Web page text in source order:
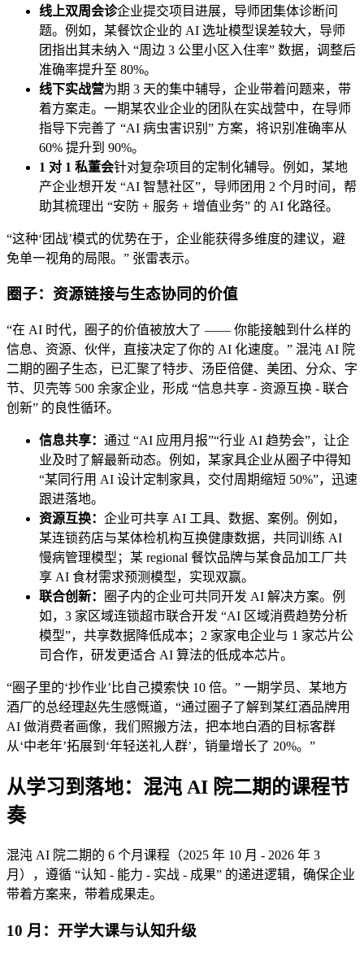
线上双周会诊企业提交项目进展，导师团集体诊断问
题。例如，某餐饮企业的 AI 选址模型误差较大，导师
团指出其未纳入 “周边 3 公里小区入住率” 数据，调整后
准确率提升至 80%。
线下实战营为期 3 天的集中辅导，企业带着问题来，带
着方案走。一期某农业企业的团队在实战营中，在导师
指导下完善了 “AI 病虫害识别” 方案，将识别准确率从
60% 提升到 90%。
1 对 1 私董会针对复杂项目的定制化辅导。例如，某地
产企业想开发 “AI 智慧社区”，导师团用 2 个月时间，帮
助其梳理出 “安防 + 服务 + 增值业务” 的 AI 化路径。
“这种‘团战’模式的优势在于，企业能获得多维度的建议，避
免单一视角的局限。” 张雷表示。
圈子：资源链接与生态协同的价值
“在 AI 时代，圈子的价值被放大了 —— 你能接触到什么样的
信息、资源、伙伴，直接决定了你的 AI 化速度。” 混沌 AI 院
二期的圈子生态，已汇聚了特步、汤臣倍健、美团、分众、字
节、贝壳等 500 余家企业，形成 “信息共享 - 资源互换 - 联合
创新” 的良性循环。
信息共享： 通过 “AI 应用月报”“行业 AI 趋势会”，让企
业及时了解最新动态。例如，某家具企业从圈子中得知
“某同行用 AI 设计定制家具，交付周期缩短 50%”，迅速
跟进落地。
资源互换： 企业可共享 AI 工具、数据、案例。例如，
某连锁药店与某体检机构互换健康数据，共同训练 AI
慢病管理模型；某 regional 餐饮品牌与某食品加工厂共
享 AI 食材需求预测模型，实现双赢。
联合创新：
圈子内的企业可共同开发 AI 解决方案。例
如，3 家区域连锁超市联合开发 “AI 区域消费趋势分析
模型”，共享数据降低成本；2 家家电企业与 1 家芯片公
司合作，研发更适合 AI 算法的低成本芯片。
“圈子里的‘抄作业’比自己摸索快 10 倍。” 一期学员、某地方
酒厂的总经理赵先生感慨道，“通过圈子了解到某红酒品牌用
AI 做消费者画像，我们照搬方法，把本地白酒的目标客群
从‘中老年’拓展到‘年轻送礼人群’，销量增长了 20%。”
从学习到落地：混沌 AI 院二期的课程节
奏
混沌 AI 院二期的 6 个月课程（2025 年 10 月 - 2026 年 3
月），遵循 “认知 - 能力 - 实战 - 成果” 的递进逻辑，确保企业
带着方案来，带着成果走。
10 月：开学大课与认知升级